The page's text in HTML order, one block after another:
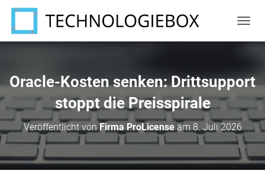
A
A
I
N
U
M
S
Oracle-Kosten senken: Drittsupport
stoppt die Preisspirale
Veröffentlicht vonFirma ProLicenseam8. Juli 2026